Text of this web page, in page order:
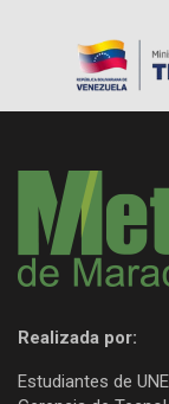
Realizada por:
Estudiantes de